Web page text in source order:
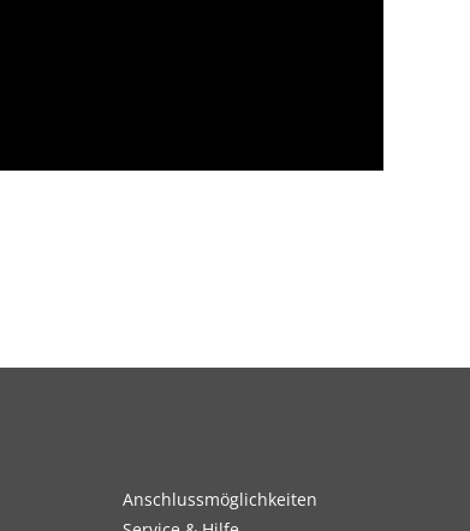
Anschlussmöglichkeiten